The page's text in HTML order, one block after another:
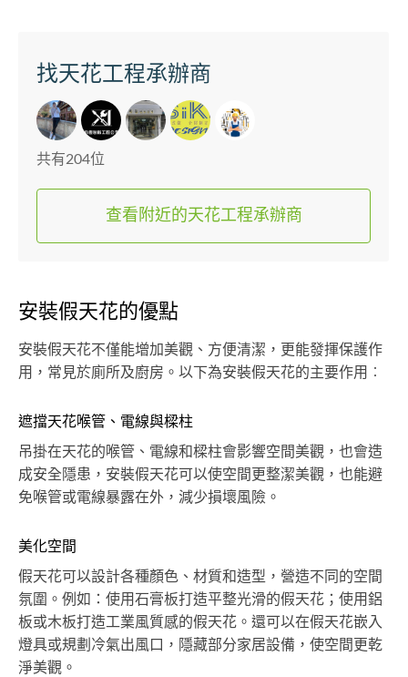
找天花工程承辦商
共有204位
查看附近的天花工程承辦商
安裝假天花的優點
安裝假天花不僅能增加美觀、方便清潔，更能發揮保護作
用，常見於廁所及廚房。以下為安裝假天花的主要作用︰
遮擋天花喉管、電線與樑柱
吊掛在天花的喉管、電線和樑柱會影響空間美觀，也會造
成安全隱患，安裝假天花可以使空間更整潔美觀，也能避
免喉管或電線暴露在外，減少損壞風險。
美化空間
假天花可以設計各種顏色、材質和造型，營造不同的空間
氛圍。例如：使用石膏板打造平整光滑的假天花；使用鋁
板或木板打造工業風質感的假天花。還可以在假天花嵌入
燈具或規劃冷氣出風口，隱藏部分家居設備，使空間更乾
淨美觀。